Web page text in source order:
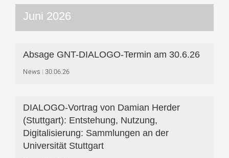
Juni 2026
Absage GNT-DIALOGO-Termin am 30.6.26
News 30.06.26
DIALOGO-Vortrag von Damian Herder
(Stuttgart): Entstehung, Nutzung,
Digitalisierung: Sammlungen an der
Universität Stuttgart